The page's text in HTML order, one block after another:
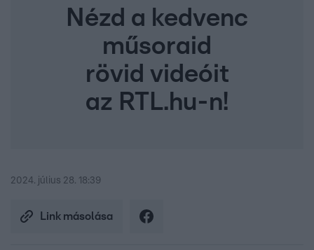
Nézd a kedvenc
műsoraid
rövid videóit
az RTL.hu-n!
2024. július 28. 18:39
Link másolása